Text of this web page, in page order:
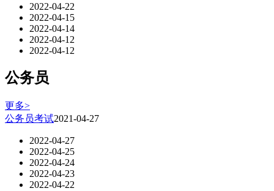
2022-04-22
2022-04-15
2022-04-14
2022-04-12
2022-04-12
公务员
更多>
公务员考试2021-04-27
2022-04-27
2022-04-25
2022-04-24
2022-04-23
2022-04-22